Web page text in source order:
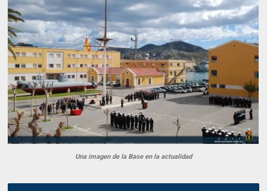
Una imagen de la Base en la actualidad